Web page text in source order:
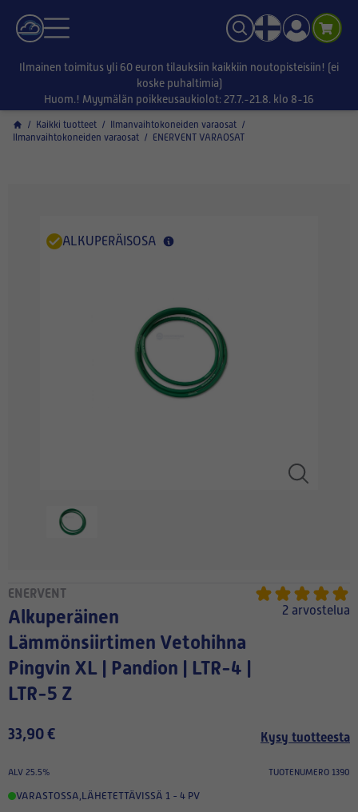
Ilmainen toimitus yli 60 euron tilauksiin kaikkiin noutopisteisiin! (ei
koske puhaltimia)
Huom.! Myymälän poikkeusaukiolot: 27.7.-21.8. klo 8-16
/ Kaikki tuotteet / Ilmanvaihtokoneiden varaosat /
Ilmanvaihtokoneiden varaosat / ENERVENT VARAOSAT
ALKUPERÄISOSA
ENERVENT
Alkuperäinen
Lämmönsiirtimen Vetohihna
Pingvin XL | Pandion | LTR-4 |
LTR-5 Z
2 arvostelua
33,90 € Kysy tuotteesta
ALV 25.5% TUOTENUMERO 1390
VARASTOSSA,LÄHETETTÄVISSÄ 1 - 4 PV